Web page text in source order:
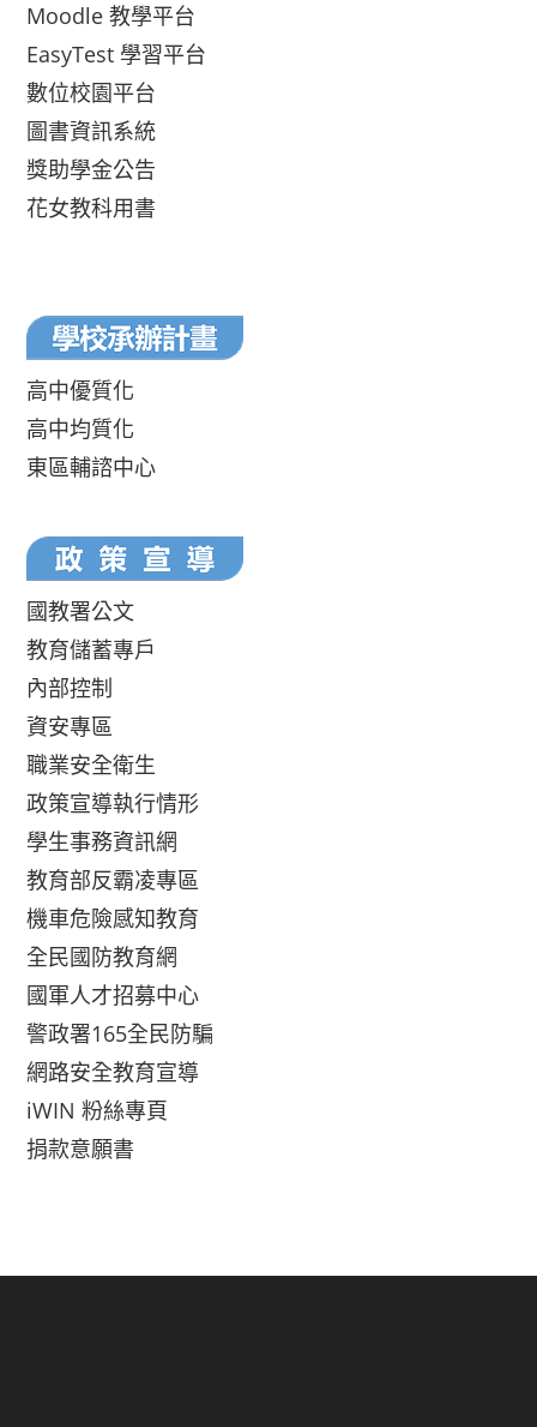
Moodle 教學平台
EasyTest 學習平台
數位校園平台
圖書資訊系統
獎助學金公告
花女教科用書
高中優質化
高中均質化
東區輔諮中心
國教署公文
教育儲蓄專戶
內部控制
資安專區
職業安全衛生
政策宣導執行情形
學生事務資訊網
教育部反霸凌專區
機車危險感知教育
全民國防教育網
國軍人才招募中心
警政署165全民防騙
網路安全教育宣導
iWIN 粉絲專頁
捐款意願書